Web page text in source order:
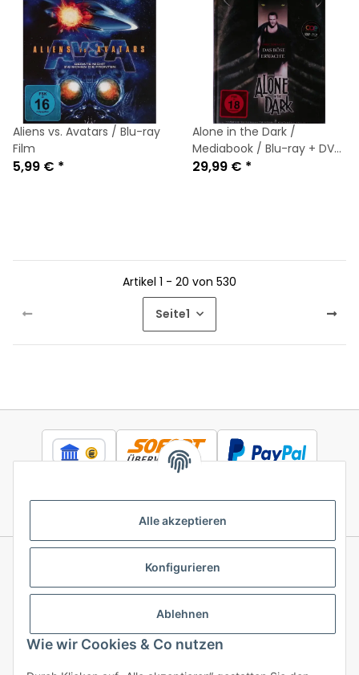
Alle akzeptieren
Konfigurieren
Ablehnen
Wie wir Cookies & Co nutzen
Aliens vs. Avatars / Blu-ray
Film
5,99 € *
Alone in the Dark /
Mediabook / Blu-ray + DVD
/ Limited Edition
29,99 € *
Artikel 1 - 20 von 530
Seite1
Informationen
Gesetzliche Informationen